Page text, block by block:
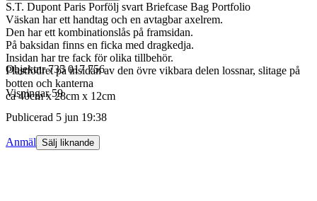
S.T. Dupont Paris Porfölj svart Briefcase Bag Portfolio
Väskan har ett handtag och en avtagbar axelrem.
Den har ett kombinationslås på framsidan.
På baksidan finns en ficka med dragkedja.
Insidan har tre fack för olika tillbehör.
Plastfodret på insidan av den övre vikbara delen lossnar, slitage på
botten och kanterna
ca 40cm x 28cm x 12cm
Objektnr 735 017 756
Visningar 59
Publicerad 5 jun 19:38
Anmäl Sälj liknande